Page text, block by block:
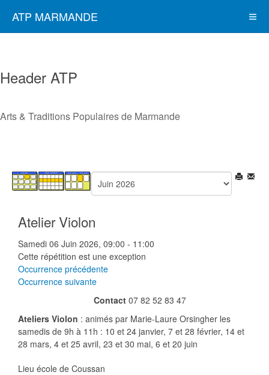
ATP MARMANDE
Header ATP
Arts & Traditions Populaires de Marmande
Atelier Violon
Samedi 06 Juin 2026, 09:00 - 11:00
Cette répétition est une exception
Occurrence précédente
Occurrence suivante
Contact07 82 52 83 47
Ateliers Violon : animés par Marie-Laure Orsingher les
samedis de 9h à 11h : 10 et 24 janvier, 7 et 28 février, 14 et
28 mars, 4 et 25 avril, 23 et 30 mai, 6 et 20 juin
Lieu école de Coussan